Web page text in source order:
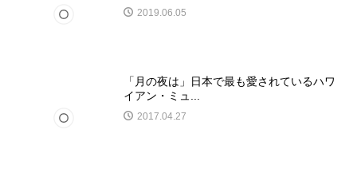
2019.06.05
「月の夜は」日本で最も愛されているハワ
イアン・ミュ...
2017.04.27